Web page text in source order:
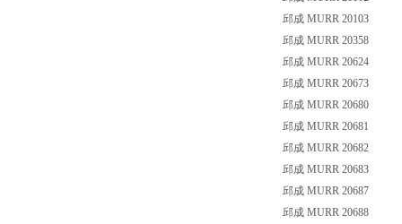
邱成 MURR 20103
邱成 MURR 20358
邱成 MURR 20624
邱成 MURR 20673
邱成 MURR 20680
邱成 MURR 20681
邱成 MURR 20682
邱成 MURR 20683
邱成 MURR 20687
邱成 MURR 20688